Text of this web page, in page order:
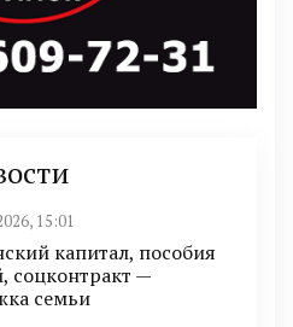
15:01
капитал, пособия
соцконтракт —
семьи